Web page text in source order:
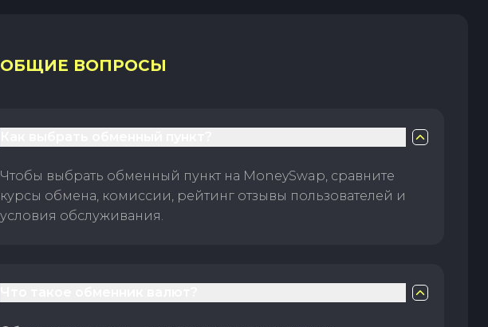
ОБЩИЕ ВОПРОСЫ
Чтобы выбрать обменный пункт на MoneySwap, сравните
курсы обмена, комиссии, рейтинг отзывы пользователей и
условия обслуживания.